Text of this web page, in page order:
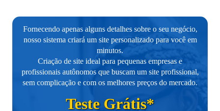
Fornecendo apenas alguns detalhes sobre o seu negócio,
nosso sistema criará um site personalizado para você em
minutos.
Criação de site ideal para pequenas empresas e
profissionais autônomos que buscam um site profissional,
sem complicação e com os melhores preços do mercado.
Teste Grátis*